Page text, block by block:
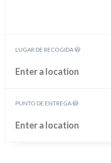
LUGAR DE RECOGIDA
PUNTO DE ENTREGA